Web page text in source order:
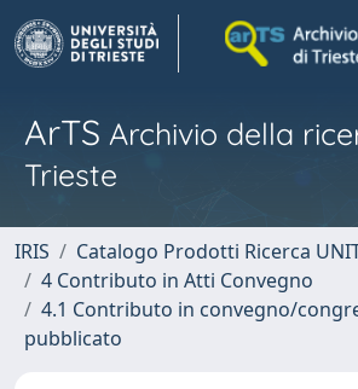
ArTS Archivio della
Trieste
IRIS
Catalogo Prodotti Ricerca
4 Contributo in Atti Convegno
4.1 Contributo in convegno/
pubblicato